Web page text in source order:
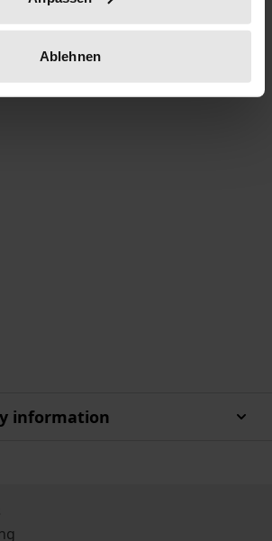
Ablehnen
information